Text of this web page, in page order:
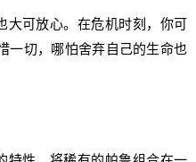
可放心。在危机时刻，你可
一切，哪怕舍弃自己的生命也